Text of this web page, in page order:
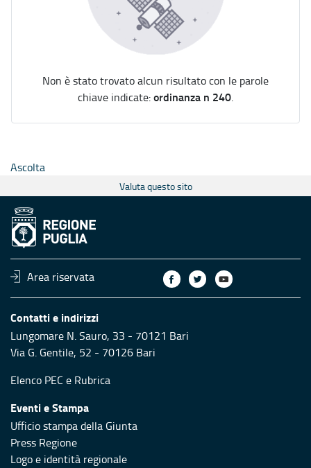
Non è stato trovato alcun risultato con le parole
chiave indicate:ordinanza n 240.
Ascolta
Valuta questo sito
Area riservata
Contatti e indirizzi
Lungomare N. Sauro, 33 - 70121 Bari
Via G. Gentile, 52 - 70126 Bari
Elenco PEC e Rubrica
Eventi e Stampa
Ufficio stampa della Giunta
Press Regione
Logo e identità regionale